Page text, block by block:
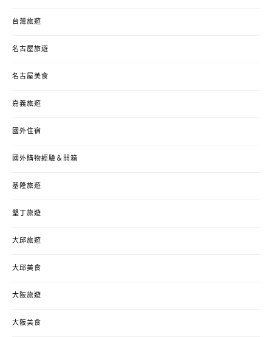
台灣旅遊
名古屋旅遊
名古屋美食
嘉義旅遊
國外住宿
國外購物經驗＆開箱
基隆旅遊
墾丁旅遊
大邱旅遊
大邱美食
大阪旅遊
大阪美食